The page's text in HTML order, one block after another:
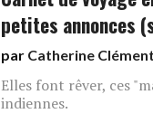
petites annonces
par Catherine Clément
Elles font rêver, ces
indiennes.